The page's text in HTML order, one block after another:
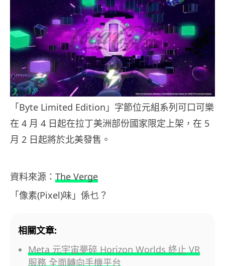
「Byte Limited Edition」字節位元組系列可口可樂
在 4 月 4 日起在拉丁美洲部份國家限定上架，在 5
月 2 日起將於北美發售。
資料來源： The Verge
「像素(Pixel)味」係乜？
相關文章:
Meta 元宇宙夢碎 Horizon Worlds 終止 VR
服務 全面轉向手機平台